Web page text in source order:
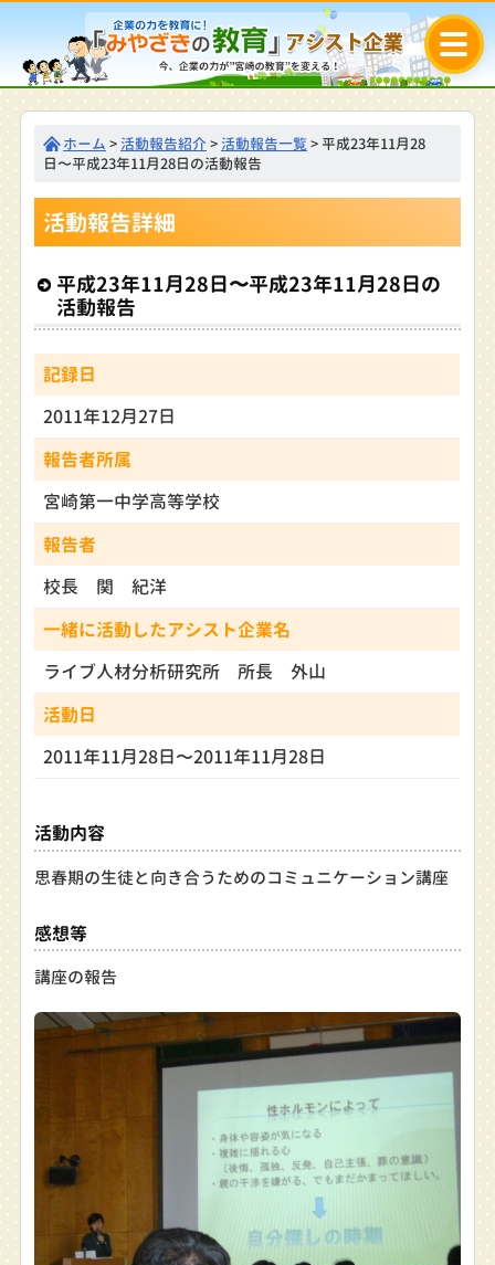
ホーム > 活動報告紹介 > 活動報告一覧> 平成23年11月28
日〜平成23年11月28日の活動報告
活動報告詳細
平成23年11月28日〜平成23年11月28日の
活動報告
記録日
2011年12月27日
報告者所属
宮崎第一中学高等学校
報告者
校長 関 紀洋
一緒に活動したアシスト企業名
ライブ人材分析研究所 所長 外山
活動日
2011年11月28日〜2011年11月28日
活動内容
思春期の生徒と向き合うためのコミュニケーション講座
感想等
講座の報告